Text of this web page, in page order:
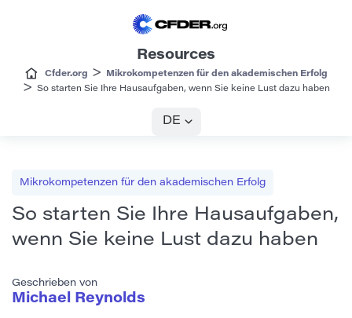
Resources
Cfder.org > Mikrokompetenzen für den akademischen Erfolg
> So starten Sie Ihre Hausaufgaben, wenn Sie keine Lust dazu haben
DE
Mikrokompetenzen für den akademischen Erfolg
So starten Sie Ihre Hausaufgaben,
wenn Sie keine Lust dazu haben
Geschrieben von
Michael Reynolds